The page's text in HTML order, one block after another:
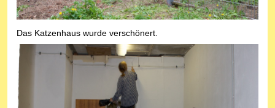
Das Katzenhaus wurde verschönert.